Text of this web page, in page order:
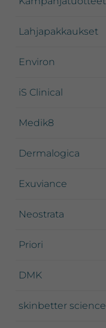
Lahjapakkaukset
Environ
iS Clinical
Medik8
Dermalogica
Exuviance
Neostrata
Priori
DMK
skinbetter science